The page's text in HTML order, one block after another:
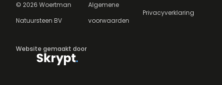
© 2026 Woertman
Natuursteen BV
Algemene
voorwaarden
Privacyverklaring
Website gemaakt door